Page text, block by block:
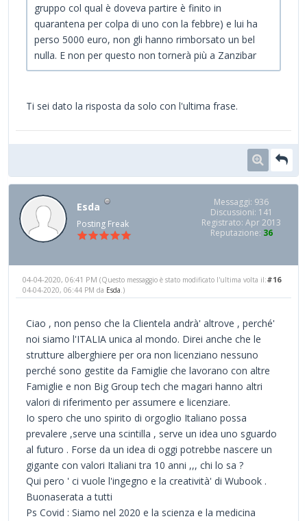
gruppo col qual è doveva partire è finito in
quarantena per colpa di uno con la febbre) e lui ha
perso 5000 euro, non gli hanno rimborsato un bel
nulla. E non per questo non tornerà più a Zanzibar
Ti sei dato la risposta da solo con l'ultima frase.
Esda
Posting Freak
Messaggi: 936
Discussioni: 141
Registrato: Apr 2013
Reputazione: 36
#16
04-04-2020, 06:41 PM (Questo messaggio è stato modificato l'ultima volta il:
04-04-2020, 06:44 PM da Esda.)
Ciao , non penso che la Clientela andrà' altrove , perché'
noi siamo l'ITALIA unica al mondo. Direi anche che le
strutture alberghiere per ora non licenziano nessuno
perché sono gestite da Famiglie che lavorano con altre
Famiglie e non Big Group tech che magari hanno altri
valori di riferimento per assumere e licenziare.
Io spero che uno spirito di orgoglio Italiano possa
prevalere ,serve una scintilla , serve un idea uno sguardo
al futuro . Forse da un idea di oggi potrebbe nascere un
gigante con valori Italiani tra 10 anni ,,, chi lo sa ?
Qui pero ' ci vuole l'ingegno e la creatività' di Wubook .
Buonaserata a tutti
Ps Covid : Siamo nel 2020 e la scienza e la medicina